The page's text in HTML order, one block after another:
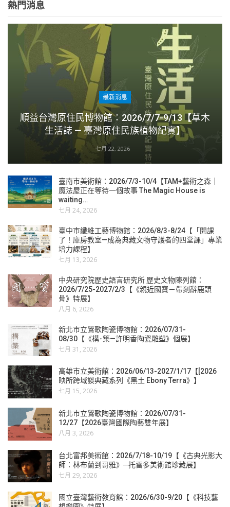
熱門消息
最新消息
順益台灣原住民博物館：2026/7/7-9/13【草木
生活誌 — 臺灣原住民族植物紀實】
七月 22, 2026
臺南市美術館：2026/7/3-10/4【TAM+藝術之森｜
魔法屋正在等待一個故事 The Magic House is
waiting…
七月 24, 2026
臺中市纖維工藝博物館：2026/8/3-8/24【「開課
了！庫房教室—成為典藏文物守護者的四堂課」專業
培力課程】
七月 13, 2026
中央研究院歷史語言研究所 歷史文物陳列館：
2026/7/25-2027/2/3【《親近國寶－帶刻辭鹿頭
骨》特展】
八月 6, 2026
新北市立鶯歌陶瓷博物館：2026/07/31-
08/30【《構･築—許明香陶瓷雕塑》個展】
七月 31, 2026
高雄市立美術館：2026/06/13-2027/1/17【[2026
映所跨域談典藏系列《黑土 Ebony Terra》】
七月 15, 2026
新北市立鶯歌陶瓷博物館：2026/07/31-
12/27【2026臺灣國際陶藝雙年展】
八月 3, 2026
台北富邦美術館：2026/7/18-10/19【《古典光影大
師：林布蘭到哥雅》─托雷多美術館珍藏展】
七月 29, 2026
國立臺灣藝術教育館：2026/6/30-9/20【《科技藝